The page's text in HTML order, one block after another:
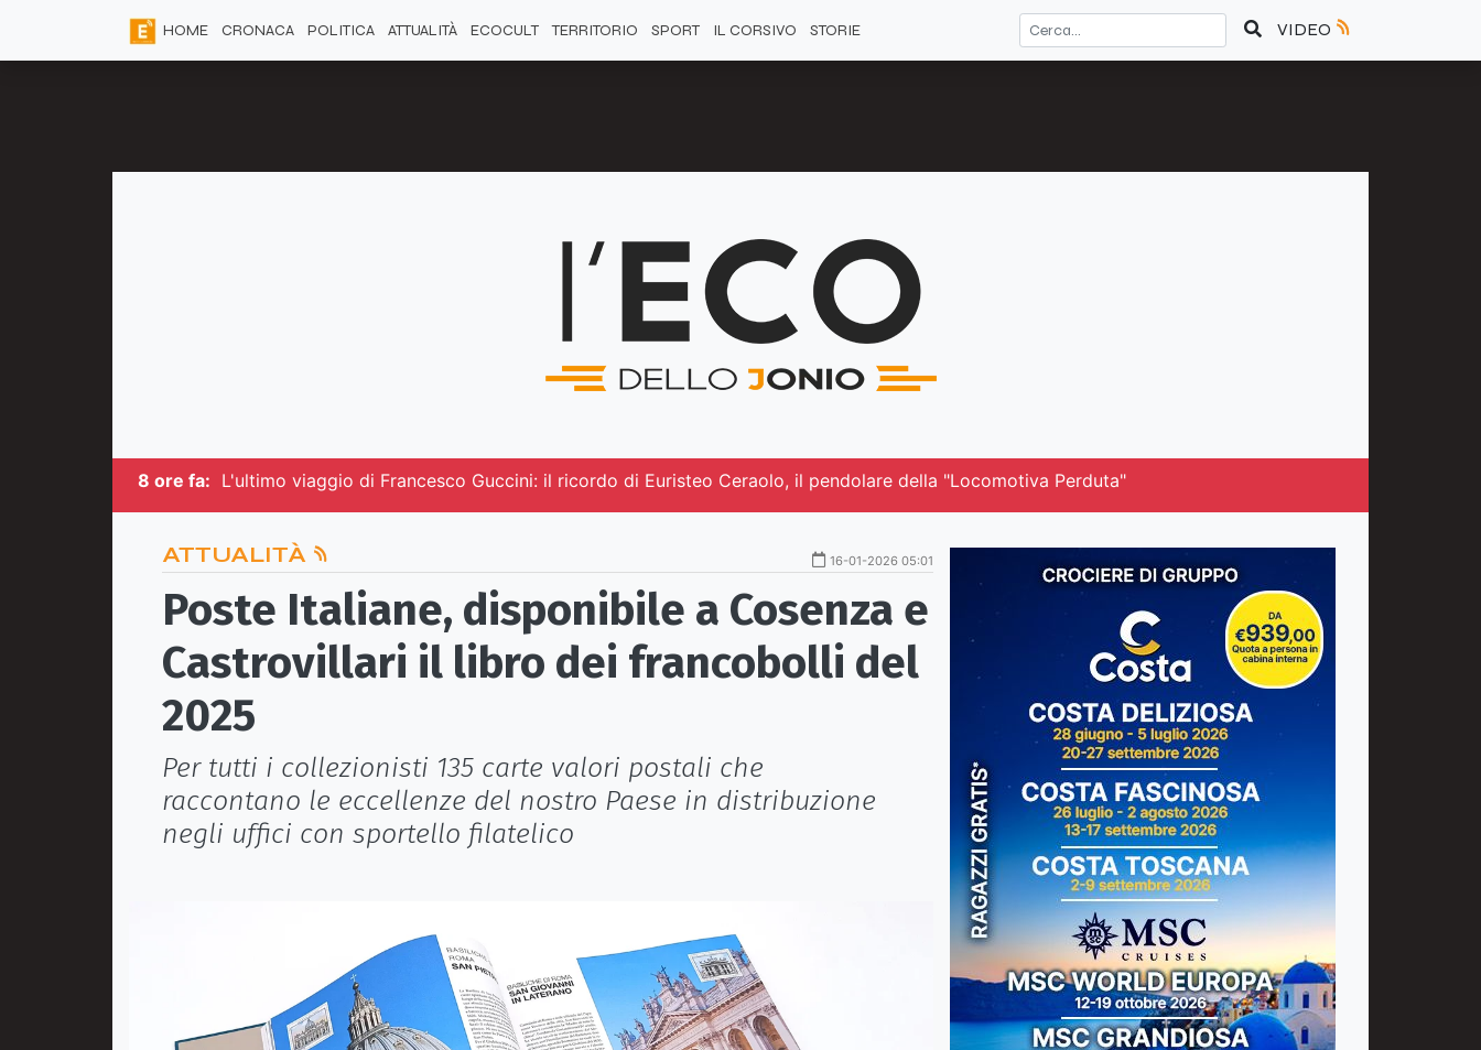
HOME CRONACA POLITICA ATTUALITÀ ECOCULT TERRITORIO SPORT IL CORSIVO STORIE VIDEO
8 ore fa: L'ultimo viaggio di Francesco Guccini: il ricordo di Euristeo Ceraolo, il pendolare della "Locomotiva Perduta"
ATTUALITÀ 16-01-2026 05:01
Poste Italiane, disponibile a Cosenza e
Castrovillari il libro dei francobolli del
2025
Per tutti i collezionisti 135 carte valori postali che
raccontano le eccellenze del nostro Paese in distribuzione
negli uffici con sportello filatelico